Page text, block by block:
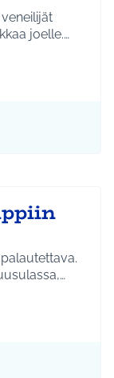
joelle.…
Ympäristö
Infra ja liikenne